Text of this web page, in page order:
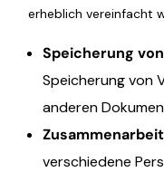
erheblich vereinfacht
Speicherung
Speicherung von
anderen
verschiedene